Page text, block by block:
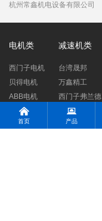
减速机类
台湾晟邦
万鑫精工
西门子弗兰德
国茂
台湾成大
电机类
西门子电机
贝得电机
ABB电机
东元电机
WEG电机
杭州常鑫机电设备有限公司
낀
首页
뀵
产品